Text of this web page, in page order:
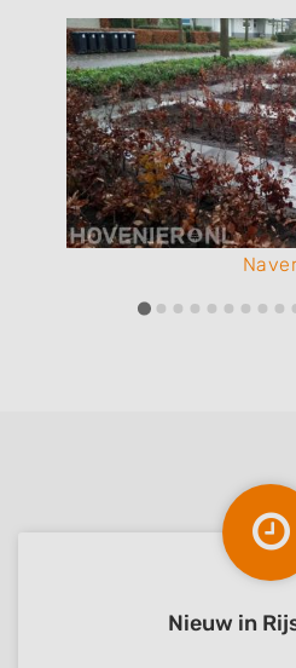
mannen zijn eerlijke
Thomas, Dank jullie wel
Sylvia en Ingrid.
Nieuw in